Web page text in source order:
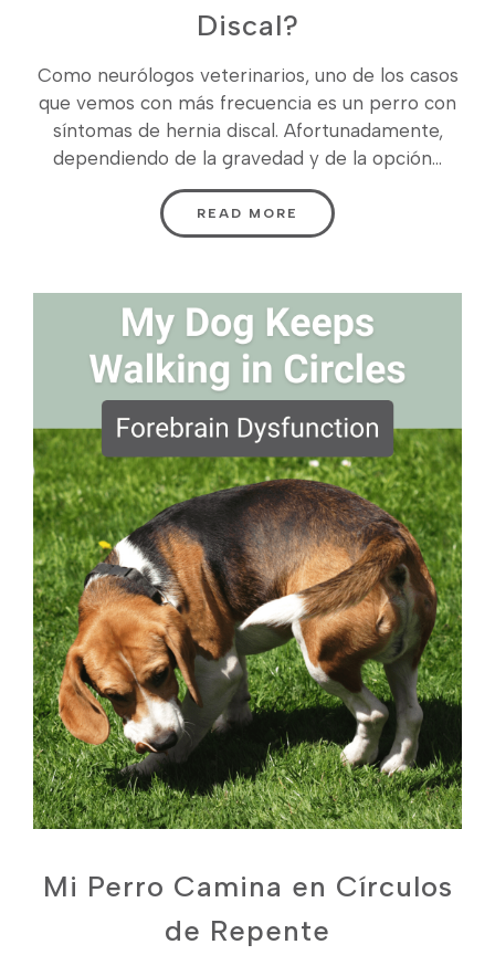
Discal?
Como neurólogos veterinarios, uno de los casos
que vemos con más frecuencia es un perro con
síntomas de hernia discal. Afortunadamente,
dependiendo de la gravedad y de la opción...
READ MORE
Mi Perro Camina en Círculos
de Repente